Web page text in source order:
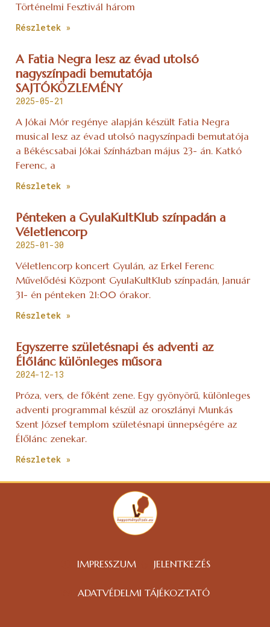
Történelmi Fesztivál három
Részletek »
A Fatia Negra lesz az évad utolsó
nagyszínpadi bemutatója
SAJTÓKÖZLEMÉNY
2025-05-21
A Jókai Mór regénye alapján készült Fatia Negra
musical lesz az évad utolsó nagyszínpadi bemutatója
a Békéscsabai Jókai Színházban május 23- án. Katkó
Ferenc, a
Részletek »
Pénteken a GyulaKultKlub színpadán a
Véletlencorp
2025-01-30
Véletlencorp koncert Gyulán, az Erkel Ferenc
Művelődési Központ GyulaKultKlub színpadán, Január
31- én pénteken 21:00 órakor.
Részletek »
Egyszerre születésnapi és adventi az
Élőlánc különleges műsora
2024-12-13
Próza, vers, de főként zene. Egy gyönyörű, különleges
adventi programmal készül az oroszlányi Munkás
Szent József templom születésnapi ünnepségére az
Élőlánc zenekar.
Részletek »
IMPRESSZUM JELENTKEZÉS
ADATVÉDELMI TÁJÉKOZTATÓ